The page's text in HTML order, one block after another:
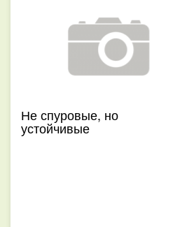
Не спуровые, но
устойчивые